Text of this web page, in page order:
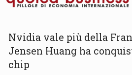
Nvidia vale più della
Jensen Huang ha
chip